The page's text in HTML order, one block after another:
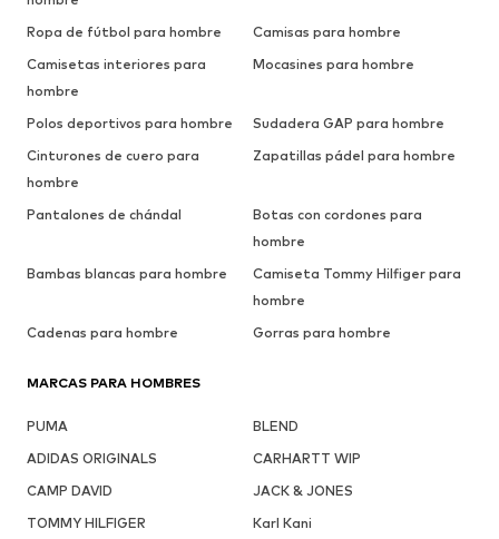
Ropa de fútbol para hombre
Camisas para hombre
Camisetas interiores para
hombre
Mocasines para hombre
Polos deportivos para hombre
Sudadera GAP para hombre
Cinturones de cuero para
hombre
Zapatillas pádel para hombre
Pantalones de chándal
Botas con cordones para
hombre
Bambas blancas para hombre
Camiseta Tommy Hilfiger para
hombre
Cadenas para hombre
Gorras para hombre
MARCAS PARA HOMBRES
PUMA
BLEND
ADIDAS ORIGINALS
CARHARTT WIP
CAMP DAVID
JACK & JONES
TOMMY HILFIGER
Karl Kani